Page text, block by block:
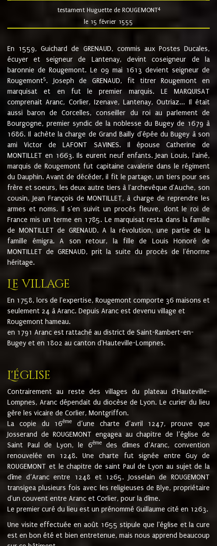
testament Huguette de ROUGEMONT4
le 15 février 1555
En 1559, Guichard de GRENAUD, commis aux Postes Ducales,
écuyer et seigneur de Lantenay, devint coseigneur de la
baronnie de Rougemont. Le 09 mai 1613 devient seigneur de
Rougemont5. Joseph de GRENAUD, fit titrer Rougemont en
marquisat et en fut le premier marquis. LE MARQUISAT
comprenait Aranc, Corlier, Izenave, Lantenay, Outriaz... Il était
aussi baron de Corcelles, conseiller du roi au parlement de
Bourgogne, premier syndic de la noblesse du Bugey de 1679 à
1686. Il achète la charge de Grand Bailly d'épée du Bugey à son
ami Victor de LAFONT SAVINES. Il épouse Catherine de
MONTILLET en 1663. Ils eurent neuf enfants. Jean Louis, l'ainé,
marquis de Rougemont fut capitaine cavalerie dans le régiment
du Dauphin. Avant de décéder, il fit le partage, un tiers pour ses
frère et soeurs, les deux autre tiers à l'archevêque d'Auche, son
cousin, Jean François de MONTILLET, à charge de reprendre les
armes et noms. Il s'en suivit un procès fleuve, dont le roi de
France mis un terme en 1785. Le marquisat resta dans la famille
de MONTILLET de GRENAUD. A la révolution, une partie de la
famille émigra. A son retour, la fille de Louis Honoré de
MONTILLET de GRENAUD, prit la suite du procès de l'énorme
héritage.
Le village
En 1758, lors de l'expertise, Rougemont comporte 36 maisons et
seulement 24 à Aranc. Depuis Aranc est devenu village et
Rougemont hameau.
en 1791 Aranc est rattaché au district de Saint-Rambert-en-
Bugey et en 1802 au canton d'Hauteville-Lompnes.
L'église
Contrairement au reste des villages du plateau d'Hauteville-
Lompnes, Aranc dépendait du diocèse de Lyon. Le curier du lieu
gère les vicaire de Corlier, Montgriffon.
La copie du 16ème
d’une charte d’avril 1247, prouve que
Josserand de ROUGEMONT engagea au chapitre de l’église de
Saint Paul de Lyon, le 6èmedes dîmes d’Aranc, convention
renouvelée en 1248. Une charte fut signée entre Guy de
ROUGEMONT et le chapitre de saint Paul de Lyon au sujet de la
dîme d’Aranc entre 1248 et 1265. Josselain de ROUGEMONT
transigea plusieurs fois avec les religieuses de Blye, propriétaire
d'un couvent entre Aranc et Corlier, pour la dîme.
Le premier curé du lieu est un prénommé Guillaume cité en 1263.
Une visite effectuée en août 1655 stipule que l'église et la cure
est en bon été et bien entretenue, mais nous apprend beaucoup